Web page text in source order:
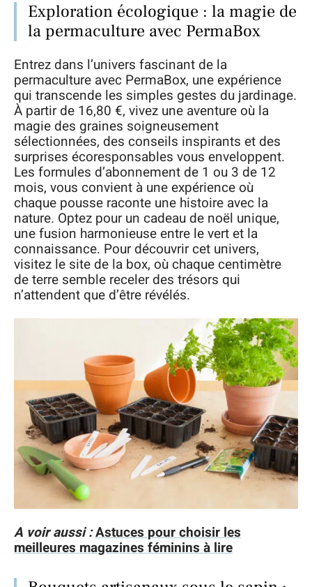
Exploration écologique : la magie de
la permaculture avec PermaBox
Entrez dans l’univers fascinant de la
permaculture avec PermaBox, une expérience
qui transcende les simples gestes du jardinage.
À partir de 16,80 €, vivez une aventure où la
magie des graines soigneusement
sélectionnées, des conseils inspirants et des
surprises écoresponsables vous enveloppent.
Les formules d’abonnement de 1 ou 3 de 12
mois, vous convient à une expérience où
chaque pousse raconte une histoire avec la
nature. Optez pour un cadeau de noël unique,
une fusion harmonieuse entre le vert et la
connaissance. Pour découvrir cet univers,
visitez le site de la box, où chaque centimètre
de terre semble receler des trésors qui
n’attendent que d’être révélés.
A voir aussi :Astuces pour choisir les
meilleures magazines féminins à lire